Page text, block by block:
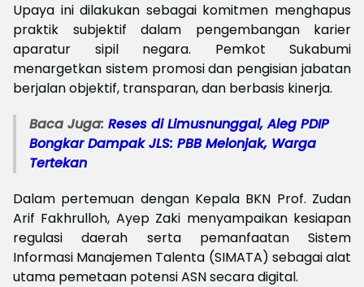
Upaya ini dilakukan sebagai komitmen menghapus
praktik subjektif dalam pengembangan karier
aparatur sipil negara. Pemkot Sukabumi
menargetkan sistem promosi dan pengisian jabatan
berjalan objektif, transparan, dan berbasis kinerja.
Baca Juga: Reses di Limusnunggal, Aleg PDIP
Bongkar Dampak JLS: PBB Melonjak, Warga
Tertekan
Dalam pertemuan dengan Kepala BKN Prof. Zudan
Arif Fakhrulloh, Ayep Zaki menyampaikan kesiapan
regulasi daerah serta pemanfaatan Sistem
Informasi Manajemen Talenta (SIMATA) sebagai alat
utama pemetaan potensi ASN secara digital.